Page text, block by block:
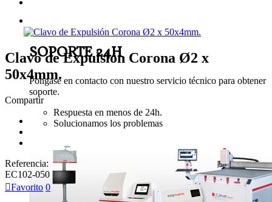
SOPORTE 24H
Pongase en contacto con nuestro servicio técnico para obtener
soporte.
Respuesta en menos de 24h.
Solucionamos los problemas
Clavo de Expulsión Corona Ø2 x
50x4mm.
Compartir
Referencia:
EC102-050
Favorito 0